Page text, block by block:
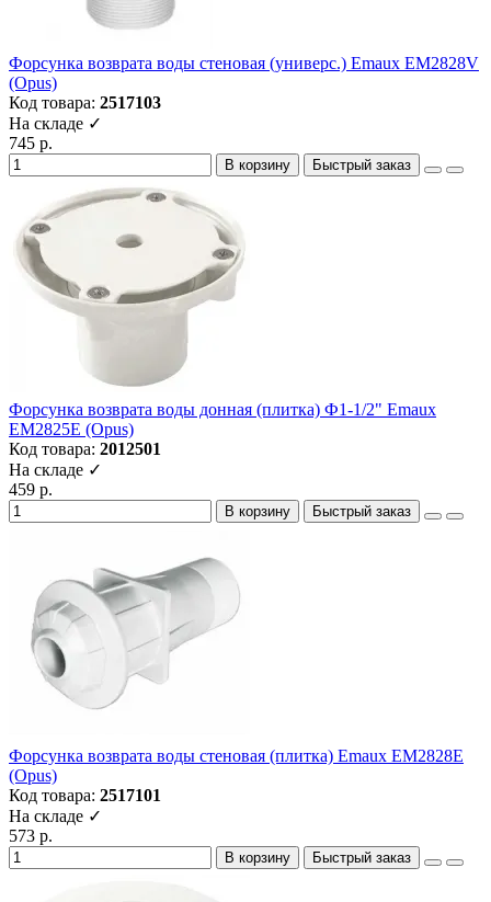
Форсунка возврата воды стеновая (универс.) Emaux EM2828V
(Opus)
Код товара: 2517103
На складе ✓
745 р.
В корзину Быстрый заказ
Форсунка возврата воды донная (плитка) Ф1-1/2" Emaux
EM2825E (Opus)
Код товара: 2012501
На складе ✓
459 р.
В корзину Быстрый заказ
Форсунка возврата воды стеновая (плитка) Emaux EM2828E
(Opus)
Код товара: 2517101
На складе ✓
573 р.
В корзину Быстрый заказ